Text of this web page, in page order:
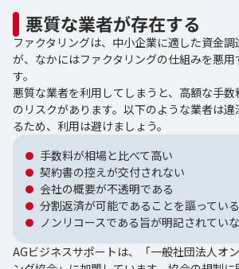
悪質な業者が存在する
ファクタリングは、中小企業に適した資金
が、なかにはファクタリングの仕組みを悪
す。
悪質な業者を利用してしまうと、高額な手
のリスクがあります。以下のような業者は
るため、利用は避けましょう。
手数料が相場と比べて高い
契約書の控えが交付されない
会社の概要が不透明である
分割返済が可能であることを謳っている
ノンリコースである旨が明記されてい
AGビジネスサポートは、「一般社団法人オ